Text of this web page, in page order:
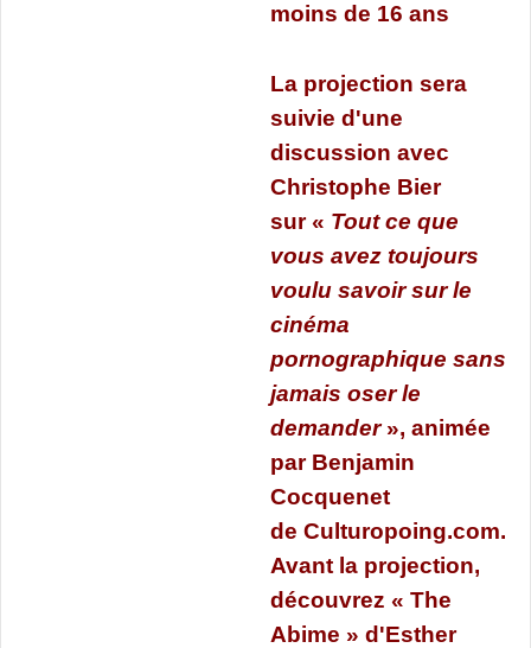
moins de 16 ans
La projection sera
suivie d'une
discussion avec
Christophe Bier
sur« Tout ce que
vous avez toujours
voulu savoir sur le
cinéma
pornographique sans
jamais oser le
demander », animée
par Benjamin
Cocquenet
deCulturopoing.com.
Avant la projection,
découvrez« The
Abime » d'Esther